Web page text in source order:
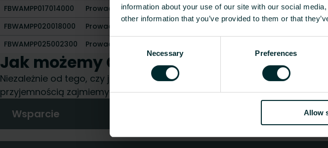
information about your use of our site with our social
other information that you’ve provided to them or that
Consent
Necessary Preferences
Allow
FBWAMPP017014000 Prowadnica rury przy rozdzielaczu - kolanko 14-17 mm 1.6975
FBWAMPP020018000
Prowadnica rury przy rozdzielaczu - kolanko 20 mm
FBWAMPP025002300
Prowadnica rury przy rozdzielaczu - kolanko 25 mm
Jak możemy Ci pomóc?
Niezależnie od tego, czy jesteś architektem, projektantem, instalatorem,
przyjemnością zajmiemy się Twoim zapytaniem.
Wsparcie